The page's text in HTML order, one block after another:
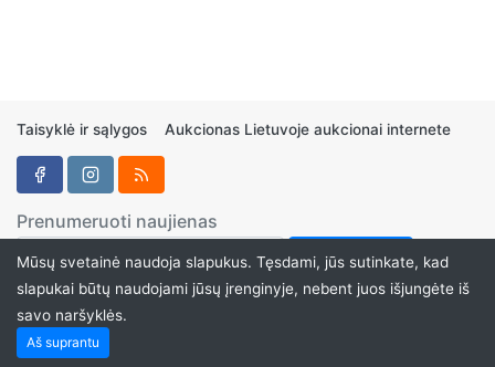
Taisyklė ir sąlygos Aukcionas Lietuvoje aukcionai internete
Prenumeruoti naujienas
Mūsų svetainė naudoja slapukus. Tęsdami, jūs sutinkate, kad
slapukai būtų naudojami jūsų įrenginyje, nebent juos išjungėte iš
savo naršyklės.
Aš suprantu